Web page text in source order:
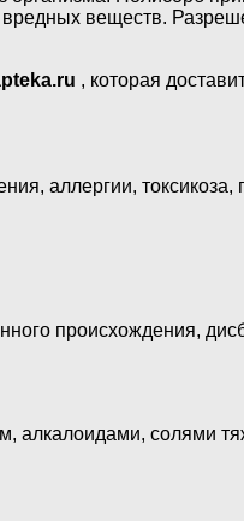
вредных веществ.
, которая
аллергии, токсикоза,
происхождения,
алкалоидами, солями